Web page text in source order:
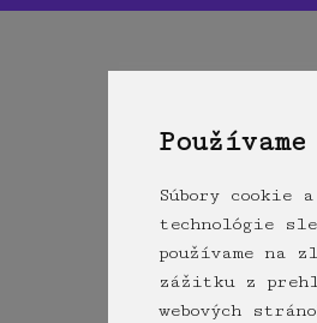
Súbory cookie
technológie
používame na
zážitku z
webových